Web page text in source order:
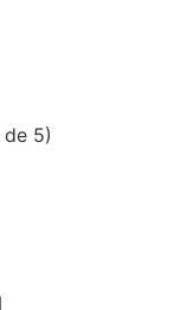
de 5)